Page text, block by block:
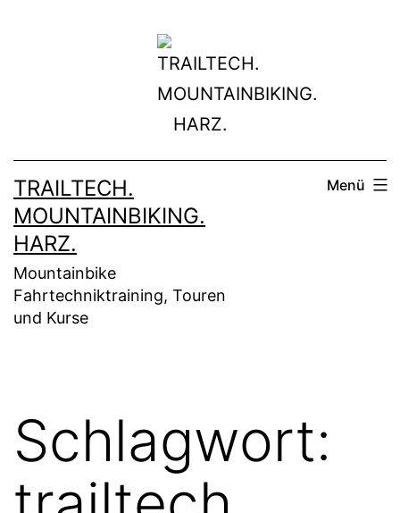
TRAILTECH.
MOUNTAINBIKING.
HARZ.
Mountainbike
Fahrtechniktraining, Touren
und Kurse
Menü
Schlagwort: